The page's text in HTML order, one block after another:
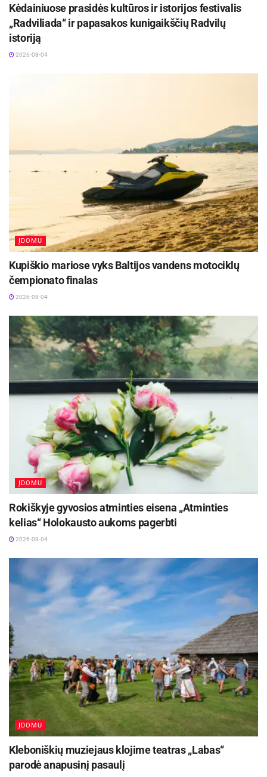
Kėdainiuose prasidės kultūros ir istorijos festivalis
„Radviliada“ ir papasakos kunigaikščių Radvilų
istoriją
2026-08-04
ĮDOMU
Kupiškio mariose vyks Baltijos vandens motociklų
čempionato finalas
2026-08-04
ĮDOMU
Rokiškyje gyvosios atminties eisena „Atminties
kelias“ Holokausto aukoms pagerbti
2026-08-04
ĮDOMU
Kleboniškių muziejaus klojime teatras „Labas“
parodė anapusinį pasaulį